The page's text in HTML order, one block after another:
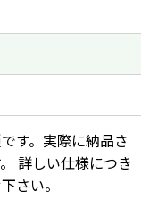
す。実際に納品さ
詳しい仕様につき
さい。